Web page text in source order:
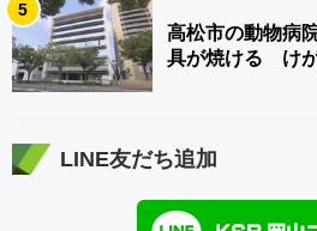
5
高松市の動物病
具が焼ける け
LINE友だち追加